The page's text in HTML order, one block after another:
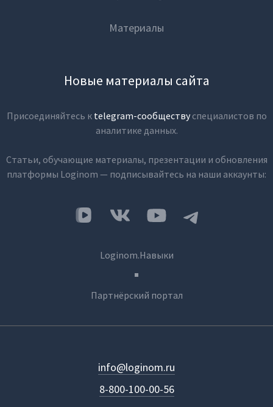
Материалы
Новые материалы сайта
Присоединяйтесь к telegram-сообществуспециалистов по
аналитике данных.
Статьи, обучающие материалы, презентации и обновления
платформы Loginom — подписывайтесь на наши аккаунты:
Loginom.Навыки
Партнёрский портал
8-800-100-00-56
info@loginom.ru